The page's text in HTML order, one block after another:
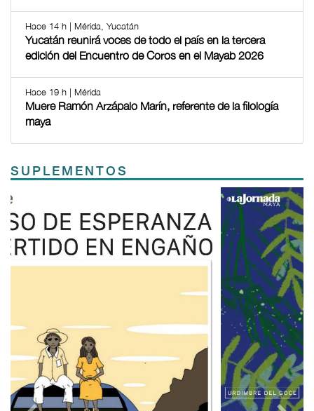
Hace 14 h | Mérida, Yucatán
Yucatán reunirá voces de todo el país en la tercera
edición del Encuentro de Coros en el Mayab 2026
Hace 19 h | Mérida
Muere Ramón Arzápalo Marín, referente de la filología
maya
SUPLEMENTOS